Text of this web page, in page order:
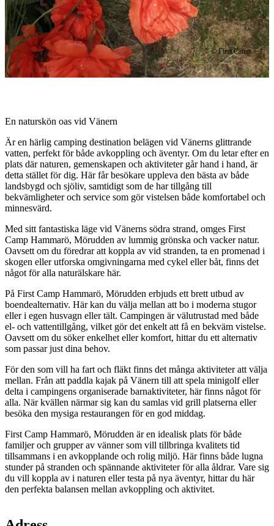
© First Camp
Beskrivning
En naturskön oas vid Vänern
Är en härlig camping destination belägen vid Vänerns glittrande
vatten, perfekt för både avkoppling och äventyr. Om du letar efter en
plats där naturen, gemenskapen och aktiviteter går hand i hand, är
detta stället för dig. Här får besökare uppleva den bästa av både
landsbygd och sjöliv, samtidigt som de har tillgång till
bekvämligheter och service som gör vistelsen både komfortabel och
minnesvärd.
Med sitt fantastiska läge vid Vänerns södra strand, omges First
Camp Hammarö, Mörudden av lummig grönska och vacker natur.
Oavsett om du föredrar att koppla av vid stranden, ta en promenad i
skogen eller utforska omgivningarna med cykel eller båt, finns det
något för alla naturälskare här.
På First Camp Hammarö, Mörudden erbjuds ett brett utbud av
boendealternativ. Här kan du välja mellan att bo i moderna stugor
eller i egen husvagn eller tält. Campingen är välutrustad med både
el- och vattentillgång, vilket gör det enkelt att få en bekväm vistelse.
Oavsett om du söker enkelhet eller komfort, hittar du ett alternativ
som passar just dina behov.
För den som vill ha fart och fläkt finns det många aktiviteter att välja
mellan. Från att paddla kajak på Vänern till att spela minigolf eller
delta i campingens organiserade barnaktiviteter, här finns något för
alla. När kvällen närmar sig kan du samlas vid grill platserna eller
besöka den mysiga restaurangen för en god middag.
First Camp Hammarö, Mörudden är en idealisk plats för både
familjer och grupper av vänner som vill tillbringa kvalitets tid
tillsammans i en avkopplande och rolig miljö. Här finns både lugna
stunder på stranden och spännande aktiviteter för alla åldrar. Vare sig
du vill koppla av i naturen eller testa på nya äventyr, hittar du här
den perfekta balansen mellan avkoppling och aktivitet.